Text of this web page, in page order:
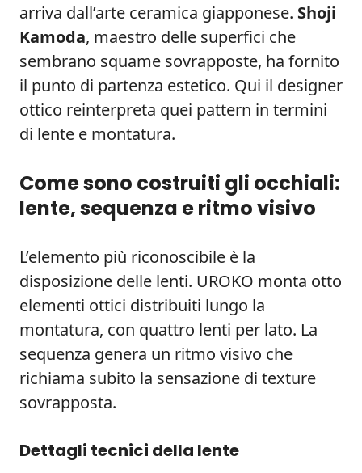
arriva dall’arte ceramica giapponese. Shoji
Kamoda, maestro delle superfici che
sembrano squame sovrapposte, ha fornito
il punto di partenza estetico. Qui il designer
ottico reinterpreta quei pattern in termini
di lente e montatura.
Come sono costruiti gli occhiali:
lente, sequenza e ritmo visivo
L’elemento più riconoscibile è la
disposizione delle lenti. UROKO monta otto
elementi ottici distribuiti lungo la
montatura, con quattro lenti per lato. La
sequenza genera un ritmo visivo che
richiama subito la sensazione di texture
sovrapposta.
Dettagli tecnici della lente